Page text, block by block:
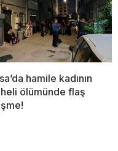
hamile kadının
ölümünde flaş